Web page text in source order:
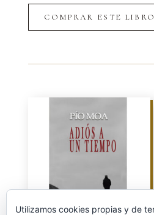
COMPRAR ESTE LIBRO
Utilizamos cookies propias y de